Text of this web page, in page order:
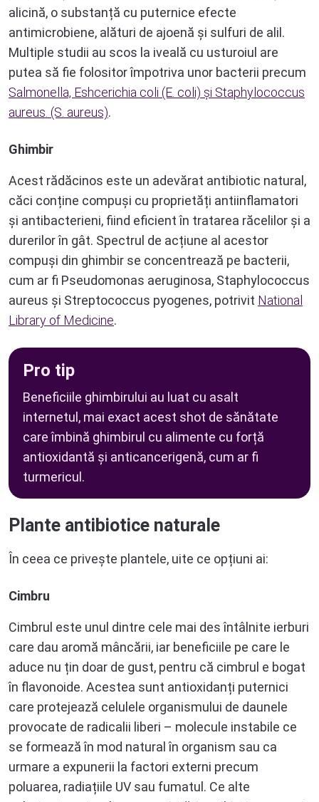
alicină, o substanță cu puternice efecte
antimicrobiene, alături de ajoenă și sulfuri de alil.
Multiple studii au scos la iveală cu usturoiul are
putea să fie folositor împotriva unor bacterii precum
Salmonella, Eshcerichia coli (E. coli) și Staphylococcus
aureus. (S. aureus).
Ghimbir
Acest rădăcinos este un adevărat antibiotic natural,
căci conține compuși cu proprietăți antiinflamatori
și antibacterieni, fiind eficient în tratarea răcelilor și a
durerilor în gât. Spectrul de acțiune al acestor
compuși din ghimbir se concentrează pe bacterii,
cum ar fi Pseudomonas aeruginosa, Staphylococcus
aureus și Streptococcus pyogenes, potrivit National
Library of Medicine.
Pro tip
Beneficiile ghimbirului au luat cu asalt
internetul, mai exact acest shot de sănătate
care îmbină ghimbirul cu alimente cu forță
antioxidantă și anticancerigenă, cum ar fi
turmericul.
Plante antibiotice naturale
În ceea ce privește plantele, uite ce opțiuni ai:
Cimbru
Cimbrul este unul dintre cele mai des întâlnite ierburi
care dau aromă mâncării, iar beneficiile pe care le
aduce nu țin doar de gust, pentru că cimbrul e bogat
în flavonoide. Acestea sunt antioxidanți puternici
care protejează celulele organismului de daunele
provocate de radicalii liberi – molecule instabile ce
se formează în mod natural în organism sau ca
urmare a expunerii la factori externi precum
poluarea, radiațiile UV sau fumatul. Ce alte